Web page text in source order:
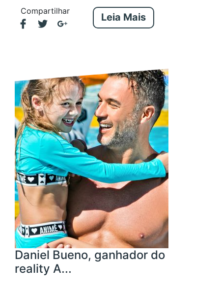
Compartilhar
Leia Mais
Daniel Bueno, ganhador do
reality A...